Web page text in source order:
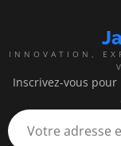
INNOVATION,
Inscrivez-vous